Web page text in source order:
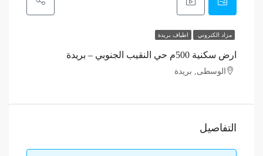
مزاد الكتروني اطياف بريدة
ارض سكنية 500م حي النقيب الجنوبي – بريدة
الوسطى, بريدة
التفاصيل